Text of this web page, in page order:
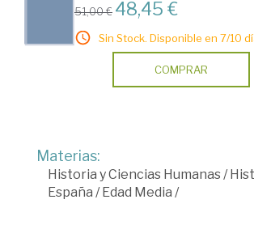
51,00 € 48,45 €
Sin Stock. Disponible en 7/10
COMPRAR
Materias:
Historia y Ciencias Humanas /
España /Edad Media /